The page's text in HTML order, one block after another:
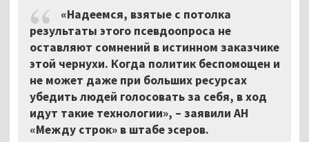
«Надеемся, взятые с потолка
результаты этого псевдоопроса не
оставляют сомнений в истинном заказчике
этой чернухи. Когда политик беспомощен и
не может даже при больших ресурсах
убедить людей голосовать за себя, в ход
идут такие технологии», – заявили АН
«Между строк» в штабе эсеров.